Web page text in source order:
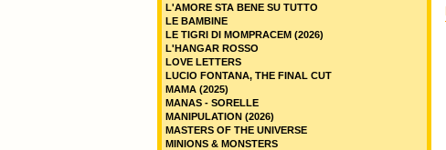
L'AMORE STA BENE SU TUTTO
LE BAMBINE
LE TIGRI DI MOMPRACEM (2026)
L'HANGAR ROSSO
LOVE LETTERS
LUCIO FONTANA, THE FINAL CUT
MAMA (2025)
MANAS - SORELLE
MANIPULATION (2026)
MASTERS OF THE UNIVERSE
MINIONS & MONSTERS